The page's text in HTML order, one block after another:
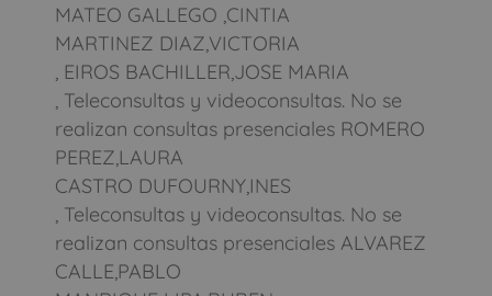
MATEO GALLEGO ,CINTIA
MARTINEZ DIAZ,VICTORIA
, EIROS BACHILLER,JOSE MARIA
, Teleconsultas y videoconsultas. No se
realizan consultas presenciales ROMERO
PEREZ,LAURA
CASTRO DUFOURNY,INES
, Teleconsultas y videoconsultas. No se
realizan consultas presenciales ALVAREZ
CALLE,PABLO